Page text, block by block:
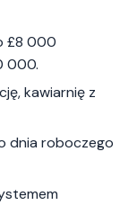
£8 000
000.
kawiarnię z
dnia roboczego